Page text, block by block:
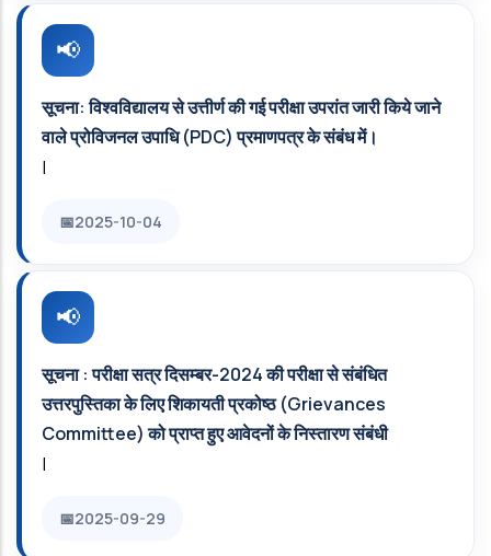
सूचना: विश्वविद्यालय से उत्तीर्ण की गई परीक्षा उपरांत जारी किये जाने
वाले प्रोविजनल उपाधि (PDC) प्रमाणपत्र के संबंध में।
|
2025-10-04
सूचना : परीक्षा सत्र दिसम्बर-2024 की परीक्षा से संबंधित
उत्तरपुस्तिका के लिए शिकायती प्रकोष्ठ (Grievances
Committee) को प्राप्त हुए आवेदनों के निस्तारण संबंधी
|
2025-09-29